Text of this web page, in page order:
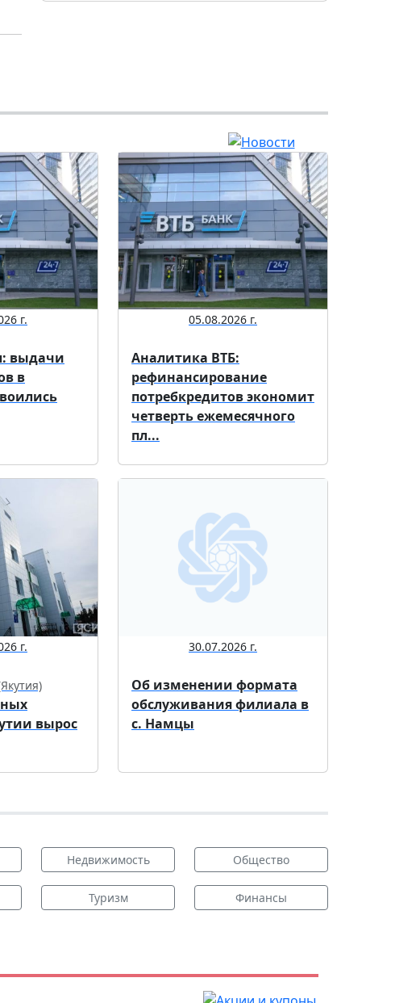
г.
выдачи
в
05.08.2026 г.
Аналитика ВТБ:
рефинансирование
потребкредитов экономит
четверть ежемесячного
пл...
г.
вырос
30.07.2026 г.
Об изменении формата
обслуживания филиала в
с. Намцы
Недвижимость Общество
Туризм Финансы